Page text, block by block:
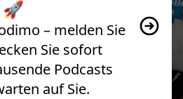
– melden Sie
Sie sofort
Podcasts
auf Sie.